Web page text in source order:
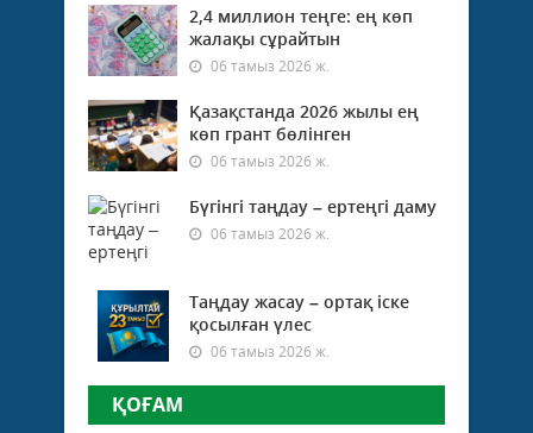
2,4 миллион теңге: ең көп
жалақы сұрайтын
06 тамыз 2026 ж.
Қазақстанда 2026 жылы ең
көп грант бөлінген
06 тамыз 2026 ж.
Бүгінгі таңдау – ертеңгі даму
06 тамыз 2026 ж.
Таңдау жасау – ортақ іске
қосылған үлес
06 тамыз 2026 ж.
ҚОҒАМ